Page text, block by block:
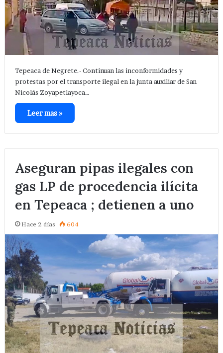
Tepeaca de Negrete.- Continuan las inconformidades y
protestas por el transporte ilegal en la junta auxiliar de San
Nicolás Zoyapetlayoca…
Leer mas »
Aseguran pipas ilegales con
gas LP de procedencia ilícita
en Tepeaca ; detienen a uno
Hace 2 días 604